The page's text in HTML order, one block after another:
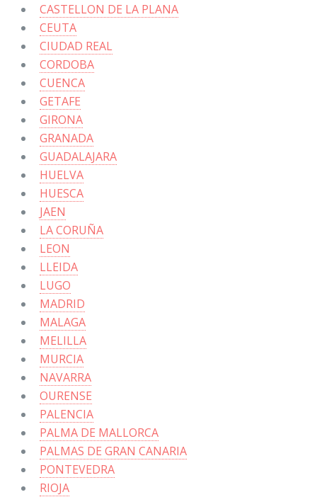
CASTELLON DE LA PLANA
CEUTA
CIUDAD REAL
CORDOBA
CUENCA
GETAFE
GIRONA
GRANADA
GUADALAJARA
HUELVA
HUESCA
JAEN
LA CORUÑA
LEON
LLEIDA
LUGO
MADRID
MALAGA
MELILLA
MURCIA
NAVARRA
OURENSE
PALENCIA
PALMA DE MALLORCA
PALMAS DE GRAN CANARIA
PONTEVEDRA
RIOJA